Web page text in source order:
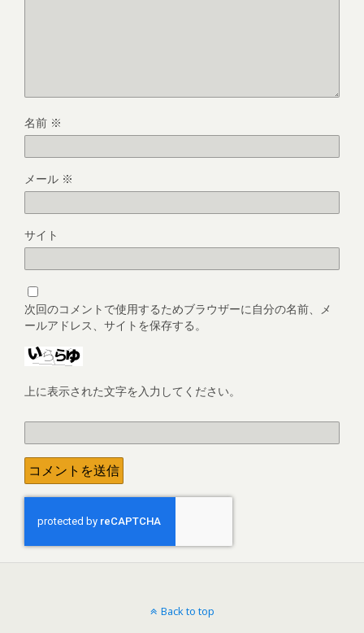
名前 ※
メール ※
サイト
次回のコメントで使用するためブラウザーに自分の名前、メ
ールアドレス、サイトを保存する。
上に表示された文字を入力してください。
Back to top